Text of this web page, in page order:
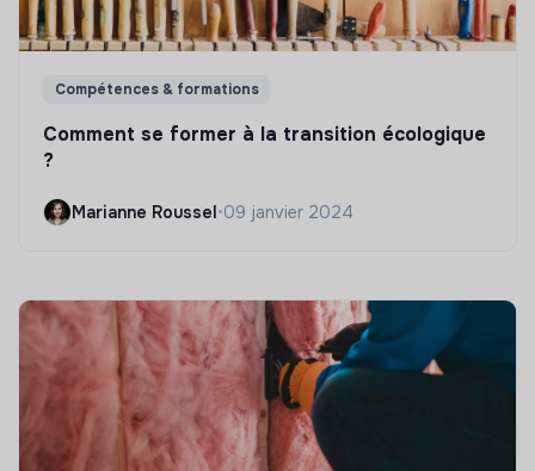
Compétences & formations
Comment se former à la transition écologique
?
Marianne Roussel•09 janvier 2024